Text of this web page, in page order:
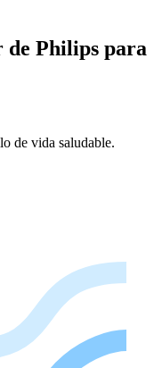
de Philips para
de vida saludable.